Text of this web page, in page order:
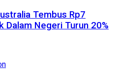
Tembus Rp7
Dalam Negeri Turun 20%